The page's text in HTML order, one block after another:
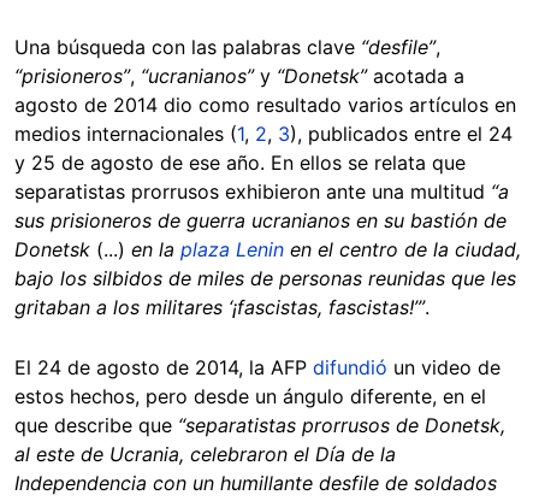
Una búsqueda con las palabras clave “desfile”,
“prisioneros”, “ucranianos”y “Donetsk”acotada a
agosto de 2014 dio como resultado varios artículos en
medios internacionales (1, 2, 3), publicados entre el 24
y 25 de agosto de ese año. En ellos se relata que
separatistas prorrusos exhibieron ante una multitud “a
sus prisioneros de guerra ucranianos en su bastión de
Donetsk (...) en la plaza Lenin en el centro de la ciudad,
bajo los silbidos de miles de personas reunidas que les
gritaban a los militares ‘¡fascistas, fascistas!’”.
El 24 de agosto de 2014, la AFP difundió un video de
estos hechos, pero desde un ángulo diferente, en el
que describe que “separatistas prorrusos de Donetsk,
al este de Ucrania, celebraron el Día de la
Independencia con un humillante desfile de soldados